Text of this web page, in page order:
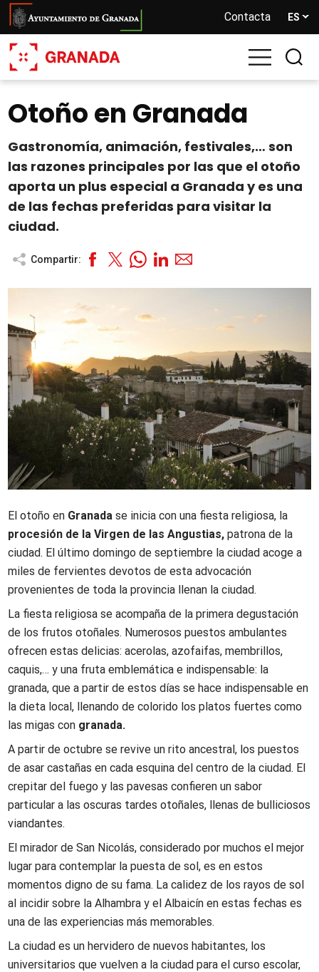
Pasar
contenido
principal
Contacta ES
Otoño en Granada
Gastronomía, animación, festivales,… son
las razones principales por las que el otoño
aporta un plus especial a Granada y es una
de las fechas preferidas para visitar la
ciudad.
Compartir:
El otoño en Granadase inicia con una fiesta religiosa, la
procesión de la Virgen de las Angustias, patrona de la
ciudad. El último domingo de septiembre la ciudad acoge a
miles de fervientes devotos de esta advocación
provenientes de toda la provincia llenan la ciudad.
La fiesta religiosa se acompaña de la primera degustación
de los frutos otoñales. Numerosos puestos ambulantes
ofrecen estas delicias: acerolas, azofaifas, membrillos,
caquis,… y una fruta emblemática e indispensable: la
granada, que a partir de estos días se hace indispensable en
la dieta local, llenando de colorido los platos fuertes como
las migas con granada.
A partir de octubre se revive un rito ancestral, los puestos
de asar castañas en cada esquina del centro de la ciudad. El
crepitar del fuego y las pavesas confieren un sabor
particular a las oscuras tardes otoñales, llenas de bulliciosos
viandantes.
El mirador de San Nicolás, considerado por muchos el mejor
lugar para contemplar la puesta de sol, es en estos
momentos digno de su fama. La calidez de los rayos de sol
al incidir sobre la Alhambra y el Albaicín en estas fechas es
una de las experiencias más memorables.
La ciudad es un hervidero de nuevos habitantes, los
universitarios que vuelven a la ciudad para el curso escolar,